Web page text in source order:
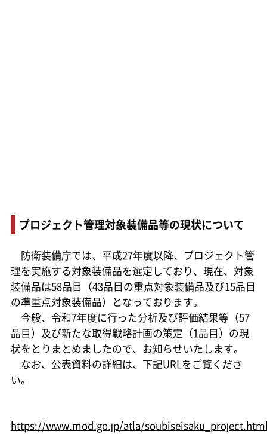
プロジェクト管理対象装備品等の現状について
防衛装備庁では、平成27年度以降、プロジェクト管
理を実施する対象装備品を選定しており、現在、対象
装備品は58品目（43品目の重点対象装備品及び15品目
の準重点対象装備品）となっております。
今般、令和7年度に行った分析及び評価結果等（57
品目）及び新たな取得戦略計画の策定（1品目）の現
状をとりまとめましたので、お知らせいたします。
なお、公表資料の詳細は、下記URLをご覧くださ
い。
https://www.mod.go.jp/atla/